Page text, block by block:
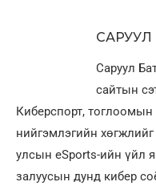
Саруул
сайтын
Киберспорт,
нийгэмлэгийн
улсын eSports-ийн үйл
залуусын дунд кибер